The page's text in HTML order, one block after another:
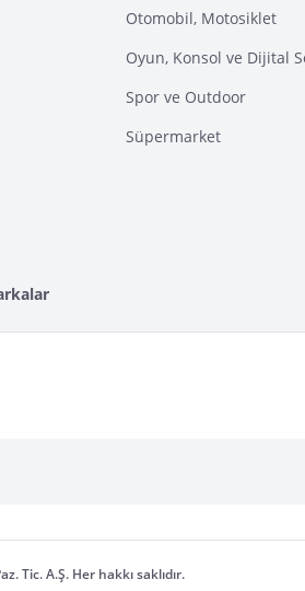
Otomobil, Motosiklet
Oyun, Konsol ve Dijital
Spor ve Outdoor
Süpermarket
Tic. A.Ş. Her hakkı saklıdır.